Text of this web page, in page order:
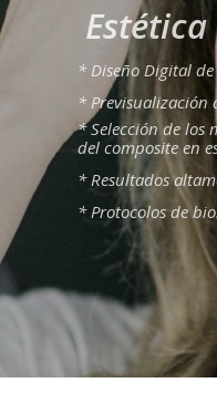
* Diseño Digital
* Previsualización
* Selección de los
del composite en
* Resultados
* Protocolos de